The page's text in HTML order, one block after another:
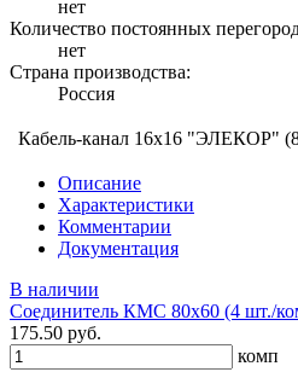
нет
Количество постоянных
нет
Страна производства:
Россия
Кабель-канал 16х16 "ЭЛЕКОР"
Описание
Характеристики
Комментарии
Документация
В наличии
Соединитель КМС 80x60 (4 шт./
175.50 руб.
комп